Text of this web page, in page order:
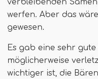
verbleibenden
werfen. Aber das
gewesen.
Es gab eine sehr
möglicherweise
wichtiger ist, die